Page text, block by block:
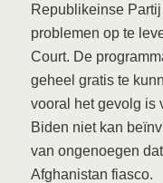
Republikeinse
problemen op te
Court. De
geheel gratis te
vooral het gevolg is
Biden niet kan
van ongenoegen
Afghanistan fiasco.